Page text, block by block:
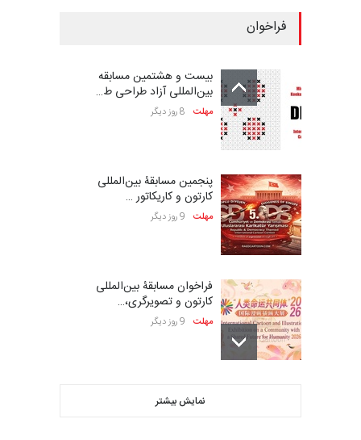
فراخوان
بیست و هشتمین مسابقه
بین‌المللی آزاد طراحی ط…
مهلت 8 روز دیگر
پنجمین مسابقۀ بین‌المللی
کارتون و کاریکاتور …
مهلت 9 روز دیگر
فراخوان مسابقۀ بین‌المللی
کارتون و تصویرگری،…
مهلت 9 روز دیگر
کاریکاتور CIK Damad…
نمایش بیشتر